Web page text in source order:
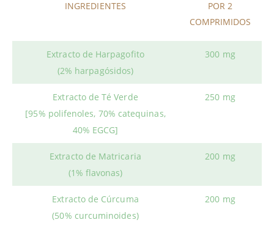
INGREDIENTES
POR 2
COMPRIMIDOS
Extracto de Harpagofito
(2% harpagósidos)
300 mg
Extracto de Té Verde
[95% polifenoles, 70% catequinas,
40% EGCG]
250 mg
Extracto de Matricaria
(1% flavonas)
200 mg
Extracto de Cúrcuma
(50% curcuminoides)
200 mg